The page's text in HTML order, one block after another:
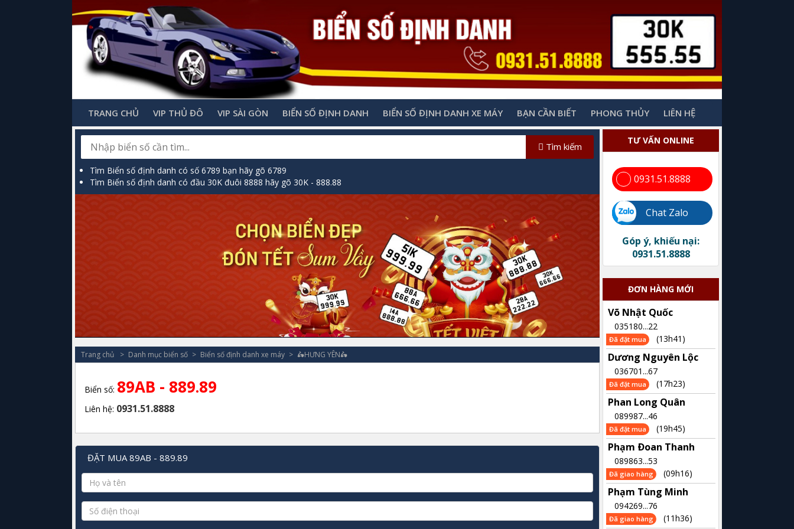
TRANG CHỦ VIP THỦ ĐÔ VIP SÀI GÒN BIỂN SỐ ĐỊNH DANH BIỂN SỐ ĐỊNH DANH XE MÁY BẠN CẦN BIẾT PHONG THỦY LIÊN HỆ
Tìm kiếm
Tìm Biển số định danh có số 6789 bạn hãy gõ 6789
Tìm Biển số định danh có đầu 30K đuôi 8888 hãy gõ 30K - 888.88
Trang chủ Danh mục biển số Biển số định danh xe máy 🛵HƯNG YÊN🛵
Biển số: 89AB - 889.89
Liên hệ: 0931.51.8888
ĐẶT MUA 89AB - 889.89
TƯ VẤN ONLINE
0931.51.8888
Chat Zalo
Góp ý, khiếu nại:
0931.51.8888
ĐƠN HÀNG MỚI
Võ Nhật Quốc
035180...22
Đã đặt mua (13h41)
Dương Nguyên Lộc
036701...67
Đã đặt mua (17h23)
Phan Long Quân
089987...46
Đã đặt mua (19h45)
Phạm Ðoan Thanh
089863...53
Đã giao hàng (09h16)
Phạm Tùng Minh
094269...76
Đã giao hàng (11h36)